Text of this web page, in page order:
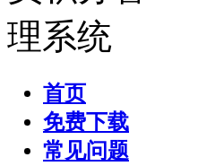
首页
免费下载
常见问题